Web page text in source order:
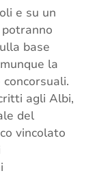
e su un
base
la
agli Albi,
del
vincolato